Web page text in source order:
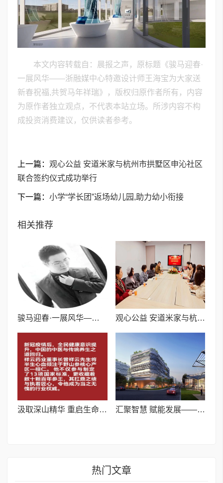
本文内容转载自：晨报之声，原标题《骏马迎春·
一展风华——浙融媒中心特邀设计师王海宝为大家送
新春祝福,共贺马年祥瑞》，版权归原作者所有，内容
为原作者独立观点，不代表本站立场。所涉内容不构
成投资消费建议，仅供读者参考。
上一篇： 观心公益 安道米家与杭州市拱墅区申沁社区
联合签约仪式成功举行
下一篇： 小学“学长团”返场幼儿园,助力幼小衔接
相关推荐
骏马迎春·一展风华——浙融媒中心特邀设计师王海宝为大家送新春祝福,共贺马年祥瑞 观心公益 安道米家与杭州市拱墅区申沁社区联合签约仪式成功举行
汲取深山精华 重启生命原力——“月影参养”以东方智慧打造现代健康方案 汇聚智慧 赋能发展——2026“在春天 学增长”春季大课即将在宁波启幕
热门文章